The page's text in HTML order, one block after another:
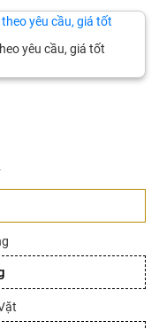
yêu cầu, giá tốt